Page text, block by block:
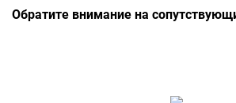
Обратите внимание на